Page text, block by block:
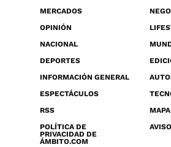
MERCADOS
OPINIÓN
NACIONAL
DEPORTES
INFORMACIÓN GENERAL
ESPECTÁCULOS
RSS
POLÍTICA DE
PRIVACIDAD DE
ÁMBITO.COM